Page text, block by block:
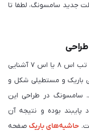
جدید سامسونگ، لطفا تا
گلکسی تب اس ۹ برای کسانی که با گلکسی تب اس ۸ یا اس ۷ آشنایی
باریک و مستطیلی شکل و
سامسونگ در طراحی این
بوده و نتیجه آن
حاشیه‌های باریک صفحه